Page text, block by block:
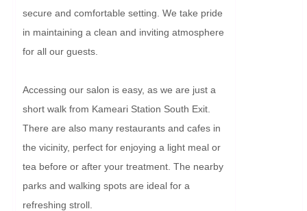
secure and comfortable setting. We take pride
in maintaining a clean and inviting atmosphere
for all our guests.
Accessing our salon is easy, as we are just a
short walk from Kameari Station South Exit.
There are also many restaurants and cafes in
the vicinity, perfect for enjoying a light meal or
tea before or after your treatment. The nearby
parks and walking spots are ideal for a
refreshing stroll.